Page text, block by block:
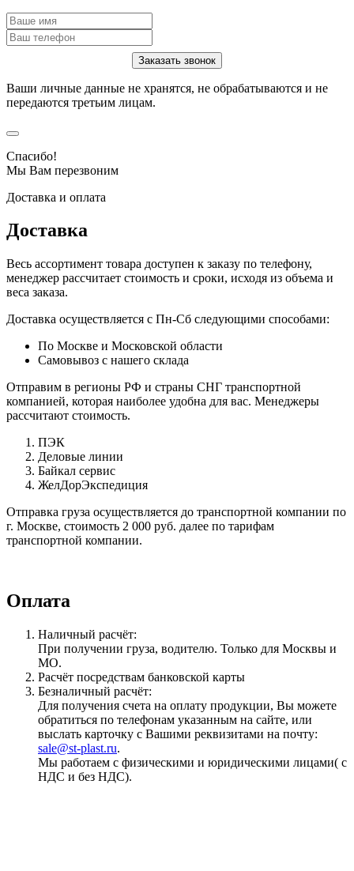
Ваши личные данные не хранятся, не обрабатываются и не
передаются третьим лицам.
Спасибо!
Мы Вам перезвоним
Доставка и оплата
Доставка
Весь ассортимент товара доступен к заказу по телефону,
менеджер рассчитает стоимость и сроки, исходя из объема и
веса заказа.
Доставка осуществляется с Пн-Сб следующими способами:
По Москве и Московской области
Самовывоз с нашего склада
Отправим в регионы РФ и страны СНГ транспортной
компанией, которая наиболее удобна для вас. Менеджеры
рассчитают стоимость.
ПЭК
Деловые линии
Байкал сервис
ЖелДорЭкспедиция
Отправка груза осуществляется до транспортной компании по
г. Москве, стоимость 2 000 руб. далее по тарифам
транспортной компании.
Оплата
Наличный расчёт:
При получении груза, водителю. Только для Москвы и
МО.
Расчёт посредствам банковской карты
Безналичный расчёт:
Для получения счета на оплату продукции, Вы можете
обратиться по телефонам указанным на сайте, или
выслать карточку с Вашими реквизитами на почту:
sale@st-plast.ru.
Мы работаем с физическими и юридическими лицами( с
НДС и без НДС).